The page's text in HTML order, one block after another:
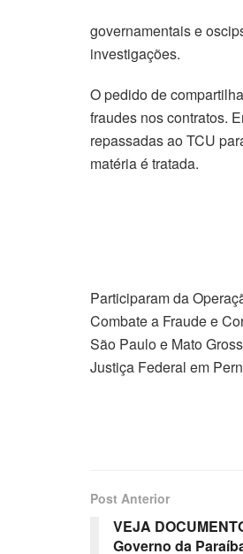
governamentais e
investigações.
O pedido de
fraudes nos contratos.
repassadas ao TCU
matéria é tratada.
Participaram da
Combate a Fraude e
São Paulo e Mato
Justiça Federal em
Post Anterior
VEJA
Governo da